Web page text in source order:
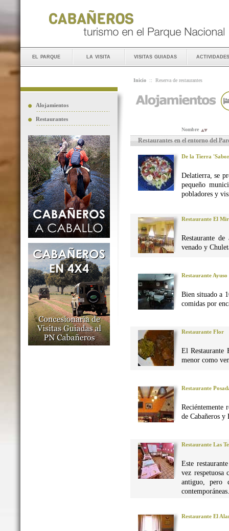
el parque la visita visitas guiadas actividades
Alojamientos
Restaurantes
Inicio :: Reserva de restaurantes
Nombre
Restaurantes en el entorno del
De la Tierra
Delatierra, se
pequeño
pobladores y
Restaurante El
Restaurante
venado y
Restaurante Ayuso
Bien situado a
comidas por
Restaurante Flor
El Restaurante
menor como
Restaurante
Reciéntemente
de Cabañeros y
Restaurante Las
Este
vez
antiguo, pero
contemporáneas.
Restaurante El